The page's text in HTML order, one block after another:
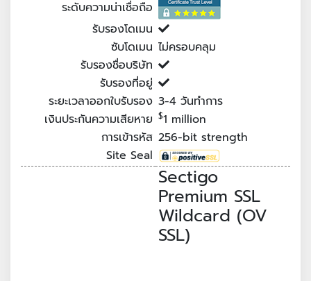
ระดับความน่าเชื่อถือ
รับรองโดเมน
ซับโดเมน ไม่ครอบคลุม
รับรองชื่อบริษัท
รับรองที่อยู่
ระยะเวลาออกใบรับรอง 3-4 วันทำการ
เงินประกันความเสียหาย $1 million
การเข้ารหัส 256-bit strength
Site Seal
Sectigo
Premium SSL
Wildcard (OV
SSL)